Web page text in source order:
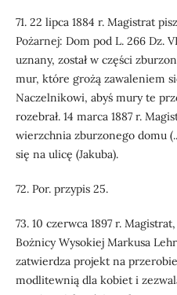
71. 22 lipca 1884 r. Magistrat
Pożarnej: Dom pod L. 266 Dz.
uznany, został w części
mur, które grożą zawaleniem
Naczelnikowi, abyś mury te
rozebrał. 14 marca 1887 r.
wierzchnia zburzonego domu
się na ulicę (Jakuba).
72. Por. przypis 25.
73. 10 czerwca 1897 r.
Bożnicy Wysokiej Markusa
zatwierdza projekt na
modlitewnią dla kobiet i